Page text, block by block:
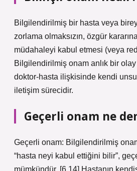
Bilgilendirilmiş bir hasta veya
zorlama olmaksızın, özgür
müdahaleyi kabul etmesi (veya
Bilgilendirilmiş onam anlık bir
doktor-hasta ilişkisinde kendi
iletişim sürecidir.
Geçerli onam ne
Geçerli onam: Bilgilendirilmiş
“hasta neyi kabul ettiğini bilir”,
mümkündür. [6,14] Hastanın